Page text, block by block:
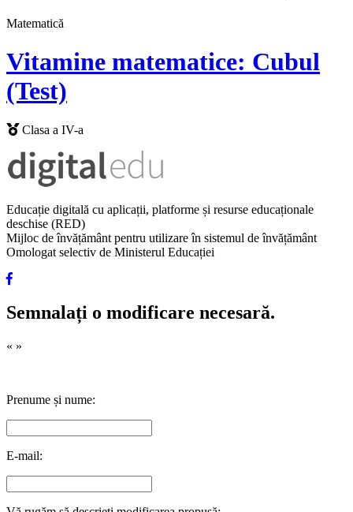
Matematică
Vitamine matematice: Cubul
(Test)
Clasa a IV-a
Educație digitală cu aplicații, platforme și resurse educaționale
deschise (RED)
Mijloc de învățământ pentru utilizare în sistemul de învățământ
Omologat selectiv de Ministerul Educației
Semnalați o modificare necesară.
« »
Prenume și nume:
E-mail: